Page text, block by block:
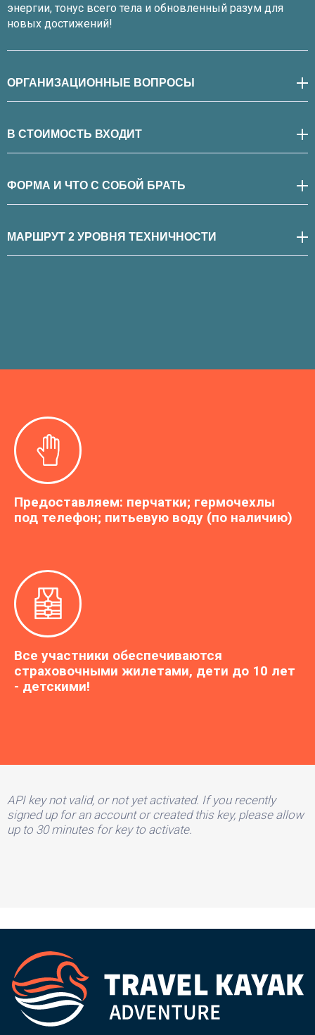
энергии, тонус всего тела и обновленный разум для
новых достижений!
ОРГАНИЗАЦИОННЫЕ ВОПРОСЫ
В СТОИМОСТЬ ВХОДИТ
ФОРМА И ЧТО С СОБОЙ БРАТЬ
МАРШРУТ 2 УРОВНЯ ТЕХНИЧНОСТИ
Предоставляем: перчатки; гермочехлы
под телефон; питьевую воду (по наличию)
Все участники обеспечиваются
страховочными жилетами, дети до 10 лет
- детскими!
API key not valid, or not yet activated. If you recently
signed up for an account or created this key, please allow
up to 30 minutes for key to activate.